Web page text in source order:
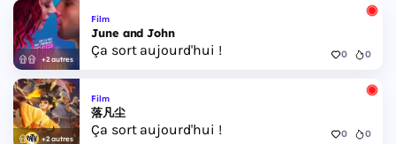
+2 autres
Film
June and John
Ça sort aujourd'hui ! 0 0
+2 autres
Film
落凡尘
Ça sort aujourd'hui ! 0 0